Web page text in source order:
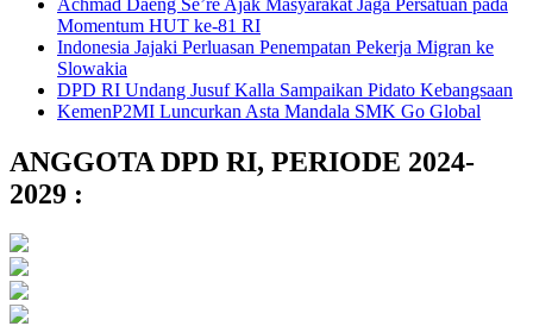
Momentum HUT ke-81 RI
Indonesia Jajaki Perluasan Penempatan Pekerja Migran ke
Slowakia
DPD RI Undang Jusuf Kalla Sampaikan Pidato Kebangsaan
KemenP2MI Luncurkan Asta Mandala SMK Go Global
ANGGOTA DPD RI, PERIODE 2024-
2029 :